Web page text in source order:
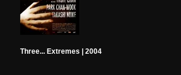
Three... Extremes | 2004